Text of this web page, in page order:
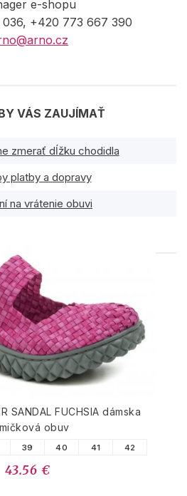
e-shopu
+420 773 667 390
VÁS ZAUJÍMAŤ
zmerať dĺžku chodidla
platby a dopravy
na vrátenie obuvi
PRODUKTY
SANDAL FUCHSIA dámska
obuv
39 40 41 42
43.56 €